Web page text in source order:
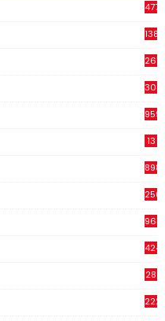
4771
1381
308
959
13
898
250
963
424
28